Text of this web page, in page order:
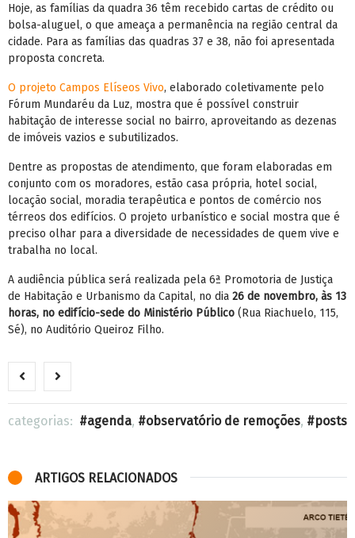
Hoje, as famílias da quadra 36 têm recebido cartas de crédito ou
bolsa-aluguel, o que ameaça a permanência na região central da
cidade. Para as famílias das quadras 37 e 38, não foi apresentada
proposta concreta.
O projeto Campos Elíseos Vivo, elaborado coletivamente pelo
Fórum Mundaréu da Luz, mostra que é possível construir
habitação de interesse social no bairro, aproveitando as dezenas
de imóveis vazios e subutilizados.
Dentre as propostas de atendimento, que foram elaboradas em
conjunto com os moradores, estão casa própria, hotel social,
locação social, moradia terapêutica e pontos de comércio nos
térreos dos edifícios. O projeto urbanístico e social mostra que é
preciso olhar para a diversidade de necessidades de quem vive e
trabalha no local.
A audiência pública será realizada pela 6ª Promotoria de Justiça
de Habitação e Urbanismo da Capital, no dia 26 de novembro, às 13
horas, no edifício-sede do Ministério Público (Rua Riachuelo, 115,
Sé), no Auditório Queiroz Filho.
categorias: agenda, observatório de remoções, posts
ARTIGOS RELACIONADOS